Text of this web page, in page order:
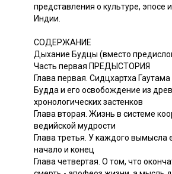
представления о культуре, эпосе
Индии.
СОДЕРЖАНИЕ
Дыхание Будцы (вместо
Часть первая ПРЕДЫСТОРИЯ
Глава первая. Сидцхартха
Будда и его освобождение из
хронологических застенков
Глава вторая. Жизнь в системе
ведийской мудрости
Глава третья. У каждого вымысла
начало и конец
Глава четвертая. О том, что